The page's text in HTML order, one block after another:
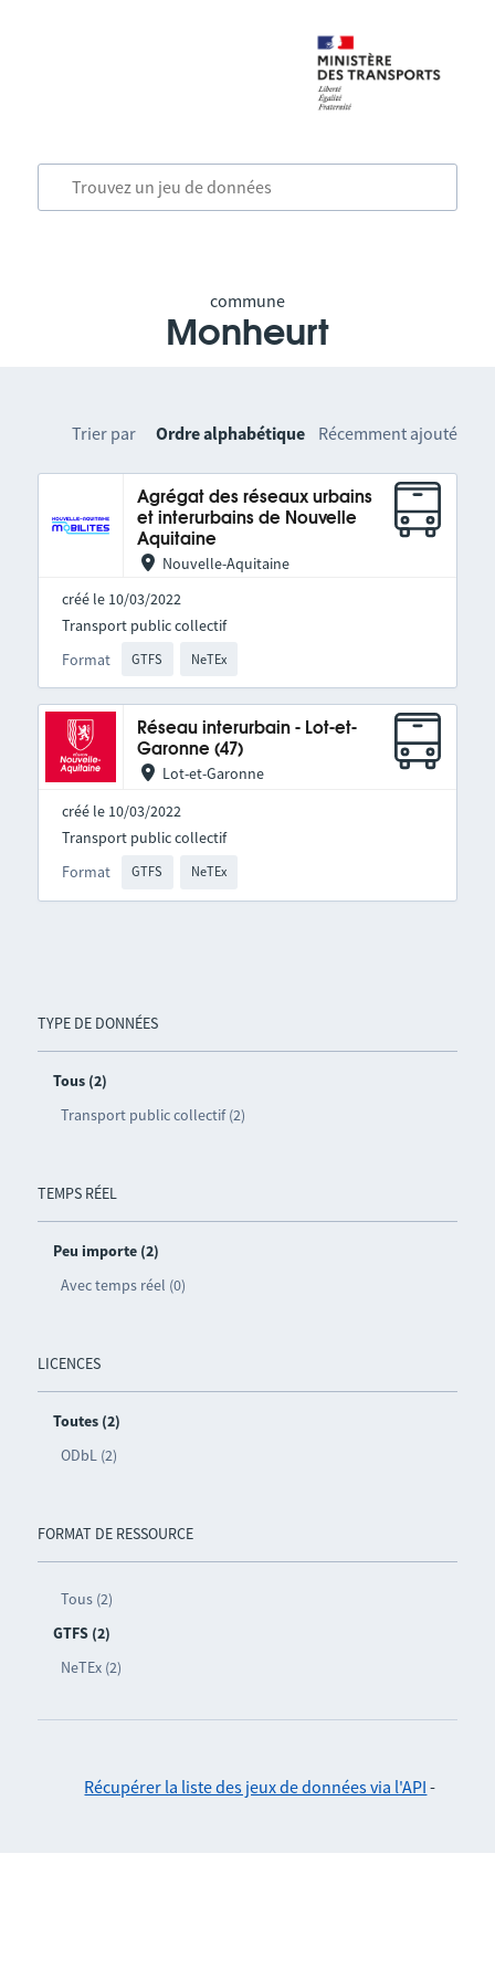
commune
Monheurt
TYPE DE DONNÉES
Tous (2)
Transport public collectif (2)
TEMPS RÉEL
Peu importe (2)
Avec temps réel (0)
LICENCES
Toutes (2)
ODbL (2)
FORMAT DE RESSOURCE
Tous (2)
GTFS (2)
NeTEx (2)
Trier par Ordre alphabétique Récemment ajouté
Agrégat des réseaux urbains
et interurbains de Nouvelle
Aquitaine
Nouvelle-Aquitaine
créé le 10/03/2022
Format GTFS NeTEx
Transport public collectif
Réseau interurbain - Lot-et-
Garonne (47)
Lot-et-Garonne
créé le 10/03/2022
Format GTFS NeTEx
Transport public collectif
Récupérer la liste des jeux de données via l'API -